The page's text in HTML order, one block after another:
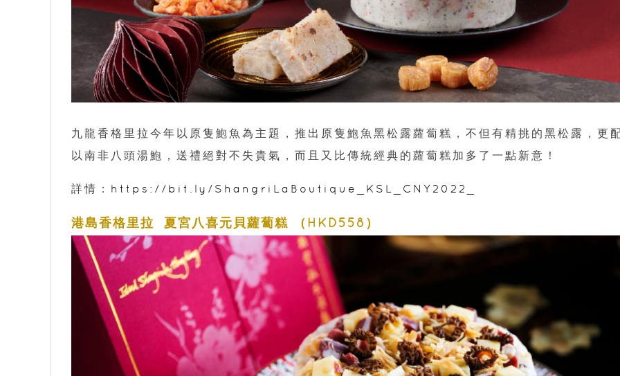
九龍香格里拉今年以原隻鮑魚為主題，推出原隻鮑魚黑松露蘿蔔糕，不但有精挑的黑松露，更
以南非八頭湯鮑，送禮絕對不失貴氣，而且又比傳統經典的蘿蔔糕加多了一點新意！
詳情： https://bit.ly/ShangriLaBoutique_KSL_CNY2022_
港島香格里拉 夏宮八喜元貝蘿蔔糕 （HKD558）